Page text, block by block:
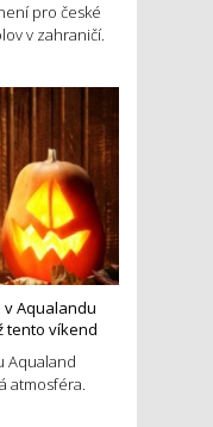
pro české
v zahraničí.
Aqualandu
tento víkend
Aqualand
atmosféra.